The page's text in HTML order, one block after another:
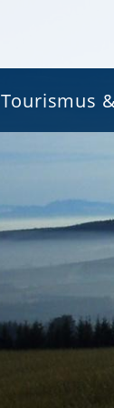
Tourismus